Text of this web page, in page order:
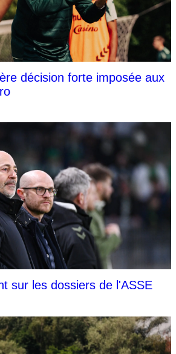
décision forte imposée aux
sur les dossiers de l'ASSE